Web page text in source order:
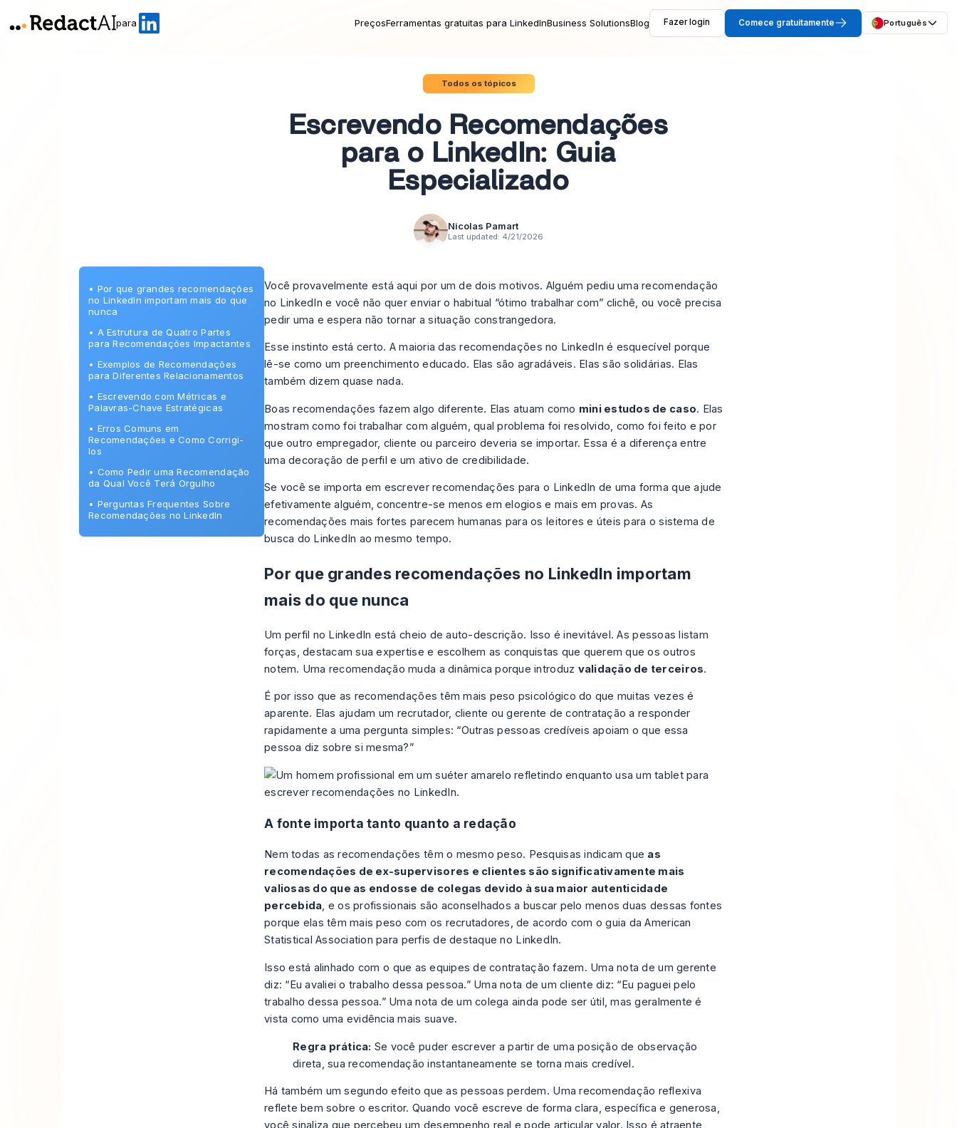
para PreçosFerramentas gratuitas para LinkedInBusiness SolutionsBlog Fazer login Comece gratuitamente Português
Todos os tópicos
Escrevendo Recomendações
para o LinkedIn: Guia
Especializado
Nicolas Pamart
Last updated: 4/21/2026
• Por que grandes recomendações
no LinkedIn importam mais do que
nunca
• A Estrutura de Quatro Partes
para Recomendações Impactantes
• Exemplos de Recomendações
para Diferentes Relacionamentos
• Escrevendo com Métricas e
Palavras-Chave Estratégicas
• Erros Comuns em
Recomendações e Como Corrigi-
los
• Como Pedir uma Recomendação
da Qual Você Terá Orgulho
• Perguntas Frequentes Sobre
Recomendações no LinkedIn
Você provavelmente está aqui por um de dois motivos. Alguém pediu uma recomendação
no LinkedIn e você não quer enviar o habitual “ótimo trabalhar com” clichê, ou você precisa
pedir uma e espera não tornar a situação constrangedora.
Esse instinto está certo. A maioria das recomendações no LinkedIn é esquecível porque
lê-se como um preenchimento educado. Elas são agradáveis. Elas são solidárias. Elas
também dizem quase nada.
Boas recomendações fazem algo diferente. Elas atuam como mini estudos de caso. Elas
mostram como foi trabalhar com alguém, qual problema foi resolvido, como foi feito e por
que outro empregador, cliente ou parceiro deveria se importar. Essa é a diferença entre
uma decoração de perfil e um ativo de credibilidade.
Se você se importa em escrever recomendações para o LinkedIn de uma forma que ajude
efetivamente alguém, concentre-se menos em elogios e mais em provas. As
recomendações mais fortes parecem humanas para os leitores e úteis para o sistema de
busca do LinkedIn ao mesmo tempo.
Por que grandes recomendações no LinkedIn importam
mais do que nunca
Um perfil no LinkedIn está cheio de auto-descrição. Isso é inevitável. As pessoas listam
forças, destacam sua expertise e escolhem as conquistas que querem que os outros
notem. Uma recomendação muda a dinâmica porque introduz validação de terceiros.
É por isso que as recomendações têm mais peso psicológico do que muitas vezes é
aparente. Elas ajudam um recrutador, cliente ou gerente de contratação a responder
rapidamente a uma pergunta simples: “Outras pessoas credíveis apoiam o que essa
pessoa diz sobre si mesma?”
A fonte importa tanto quanto a redação
Nem todas as recomendações têm o mesmo peso. Pesquisas indicam que as
recomendações de ex-supervisores e clientes são significativamente mais
valiosas do que as endosse de colegas devido à sua maior autenticidade
percebida, e os profissionais são aconselhados a buscar pelo menos duas dessas fontes
porque elas têm mais peso com os recrutadores, de acordo com oguia da American
Statistical Association para perfis de destaque no LinkedIn.
Isso está alinhado com o que as equipes de contratação fazem. Uma nota de um gerente
diz: “Eu avaliei o trabalho dessa pessoa.” Uma nota de um cliente diz: “Eu paguei pelo
trabalho dessa pessoa.” Uma nota de um colega ainda pode ser útil, mas geralmente é
vista como uma evidência mais suave.
Regra prática: Se você puder escrever a partir de uma posição de observação
direta, sua recomendação instantaneamente se torna mais credível.
Há também um segundo efeito que as pessoas perdem. Uma recomendação reflexiva
reflete bem sobre o escritor. Quando você escreve de forma clara, específica e generosa,
você sinaliza que percebeu um desempenho real e pode articular valor. Isso é atraente